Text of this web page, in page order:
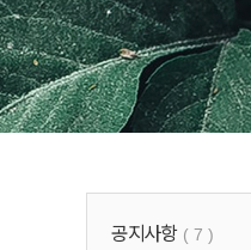
공지사항 ( 7 )